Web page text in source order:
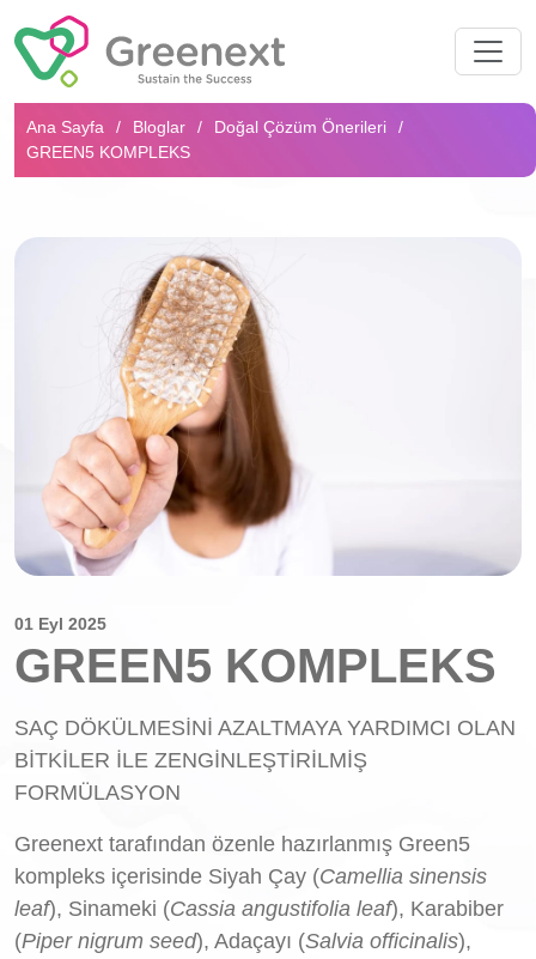
Arama...
Ana Sayfa Bloglar
Doğal Çözüm Önerileri
GREEN5 KOMPLEKS
01 Eyl 2025
GREEN5 KOMPLEKS
SAÇ DÖKÜLMESİNİ AZALTMAYA YARDIMCI OLAN
BİTKİLER İLE ZENGİNLEŞTİRİLMİŞ
FORMÜLASYON
Greenext tarafından özenle hazırlanmış Green5
kompleks içerisinde Siyah Çay (Camellia sinensis
leaf), Sinameki (Cassia angustifolia leaf), Karabiber
(Piper nigrum seed), Adaçayı (Salvia officinalis),